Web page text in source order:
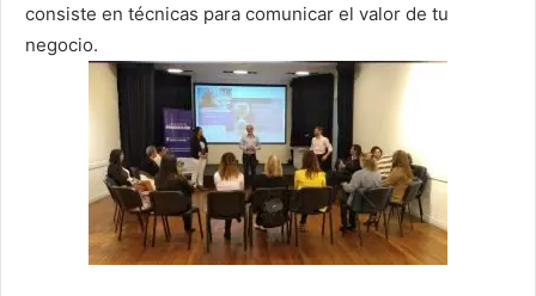
consiste en técnicas para comunicar el valor de tu
negocio.